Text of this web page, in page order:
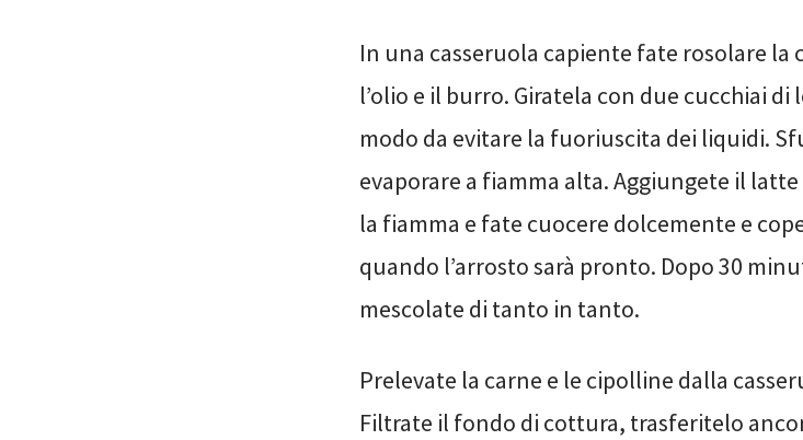
In una casseruola capiente fate rosolare
l’olio e il burro. Giratela con due cucchiai di
modo da evitare la fuoriuscita dei liquidi.
evaporare a fiamma alta. Aggiungete il latte
la fiamma e fate cuocere dolcemente e
quando l’arrosto sarà pronto. Dopo 30
mescolate di tanto in tanto.
Prelevate la carne e le cipolline dalla
Filtrate il fondo di cottura, trasferitelo